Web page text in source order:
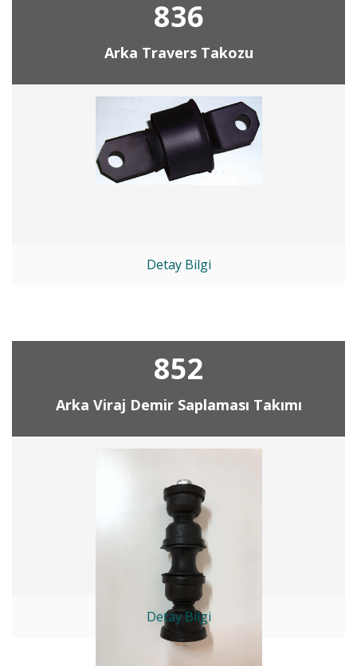
836
Arka Travers Takozu
Detay Bilgi
852
Arka Viraj Demir Saplaması Takımı
Detay Bilgi